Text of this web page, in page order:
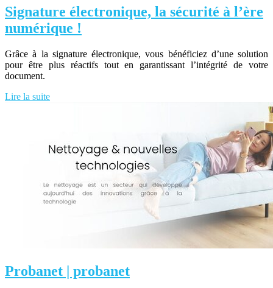
Signature électronique, la sécurité à l’ère
numérique !
Grâce à la signature électronique, vous bénéficiez d’une solution
pour être plus réactifs tout en garantissant l’intégrité de votre
document.
Lire la suite
Probanet | probanet